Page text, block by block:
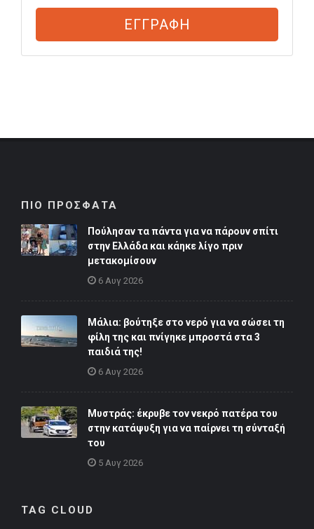
ΕΓΓΡΑΦΗ
ΠΙΟ ΠΡΟΣΦΑΤΑ
Πούλησαν τα πάντα για να πάρουν σπίτι
στην Ελλάδα και κάηκε λίγο πριν
μετακομίσουν
6 Αυγ 2026
Μάλια: βούτηξε στο νερό για να σώσει τη
φίλη της και πνίγηκε μπροστά στα 3
παιδιά της!
6 Αυγ 2026
Μυστράς: έκρυβε τον νεκρό πατέρα του
στην κατάψυξη για να παίρνει τη σύνταξή
του
5 Αυγ 2026
TAG CLOUD